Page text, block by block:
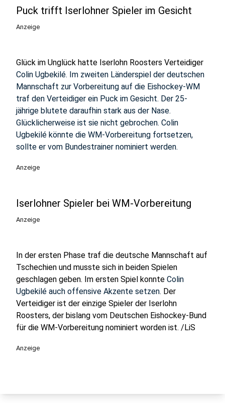
Puck trifft Iserlohner Spieler im Gesicht
Anzeige
Glück im Unglück hatte Iserlohn Roosters Verteidiger
Colin Ugbekilé. Im zweiten Länderspiel der deutschen
Mannschaft zur Vorbereitung auf die Eishockey-WM
traf den Verteidiger ein Puck im Gesicht. Der 25-
jährige blutete daraufhin stark aus der Nase.
Glücklicherweise ist sie nicht gebrochen. Colin
Ugbekilé könnte die WM-Vorbereitung fortsetzen,
sollte er vom Bundestrainer nominiert werden.
Anzeige
Iserlohner Spieler bei WM-Vorbereitung
Anzeige
In der ersten Phase traf die deutsche Mannschaft auf
Tschechien und musste sich in beiden Spielen
geschlagen geben. Im ersten Spiel konnte Colin
Ugbekilé auch offensive Akzente setzen. Der
Verteidiger ist der einzige Spieler der Iserlohn
Roosters, der bislang vom Deutschen Eishockey-Bund
für die WM-Vorbereitung nominiert worden ist. /LiS
Anzeige